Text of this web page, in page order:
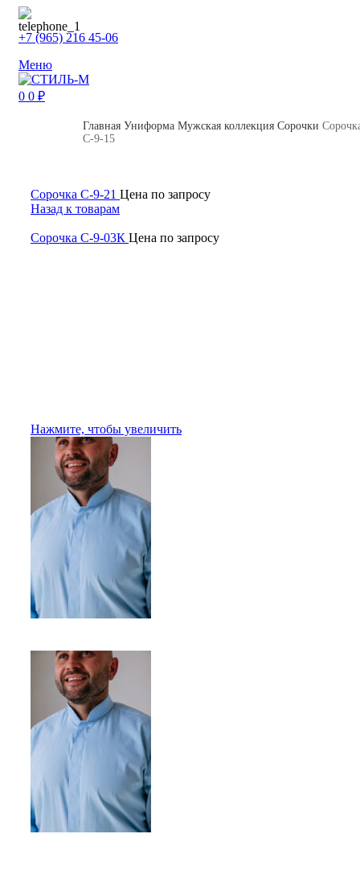
+7 (965) 216 45-06
Меню
0 0 ₽
Главная Униформа Мужская коллекция Сорочки
С-9-15
Сорочка С-9-21 Цена по запросу
Назад к товарам
Сорочка С-9-03К Цена по запросу
Нажмите, чтобы увеличить